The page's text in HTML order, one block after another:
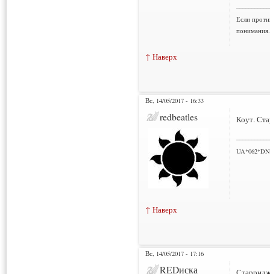
Если
понимания.
↑ Наверх
Вс, 14/05/2017 - 16:33
redbeatles Коут.
UA*062*DN
↑ Наверх
Вс, 14/05/2017 - 17:16
REDиска